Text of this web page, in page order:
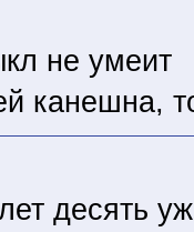
не умеит
канешна,
десять